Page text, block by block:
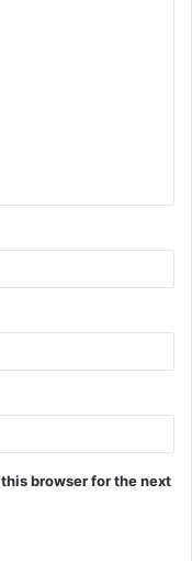
browser for the next